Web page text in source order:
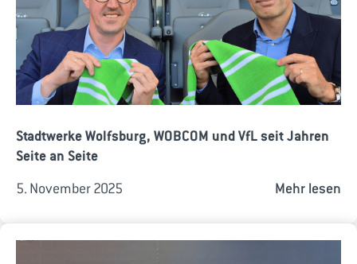
Stadtwerke Wolfsburg, WOBCOM und VfL seit Jahren
Seite an Seite
5. November 2025 Mehr lesen